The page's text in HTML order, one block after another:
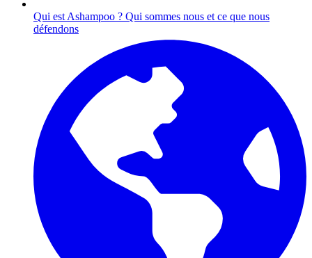
Qui est Ashampoo ? Qui sommes nous et ce que nous
défendons